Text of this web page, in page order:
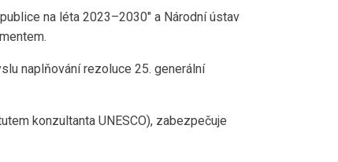
na léta 2023–2030″ a Národní ústav
naplňování rezoluce 25. generální
konzultanta UNESCO), zabezpečuje